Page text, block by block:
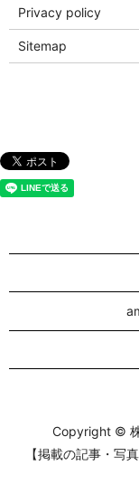
Privacy policy
Sitemap
Copyright ©
【掲載の記事・写